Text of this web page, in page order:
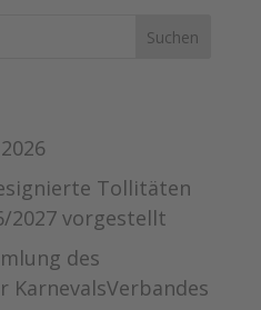
Tollitäten
2027 vorgestellt
des
KarnevalsVerbandes